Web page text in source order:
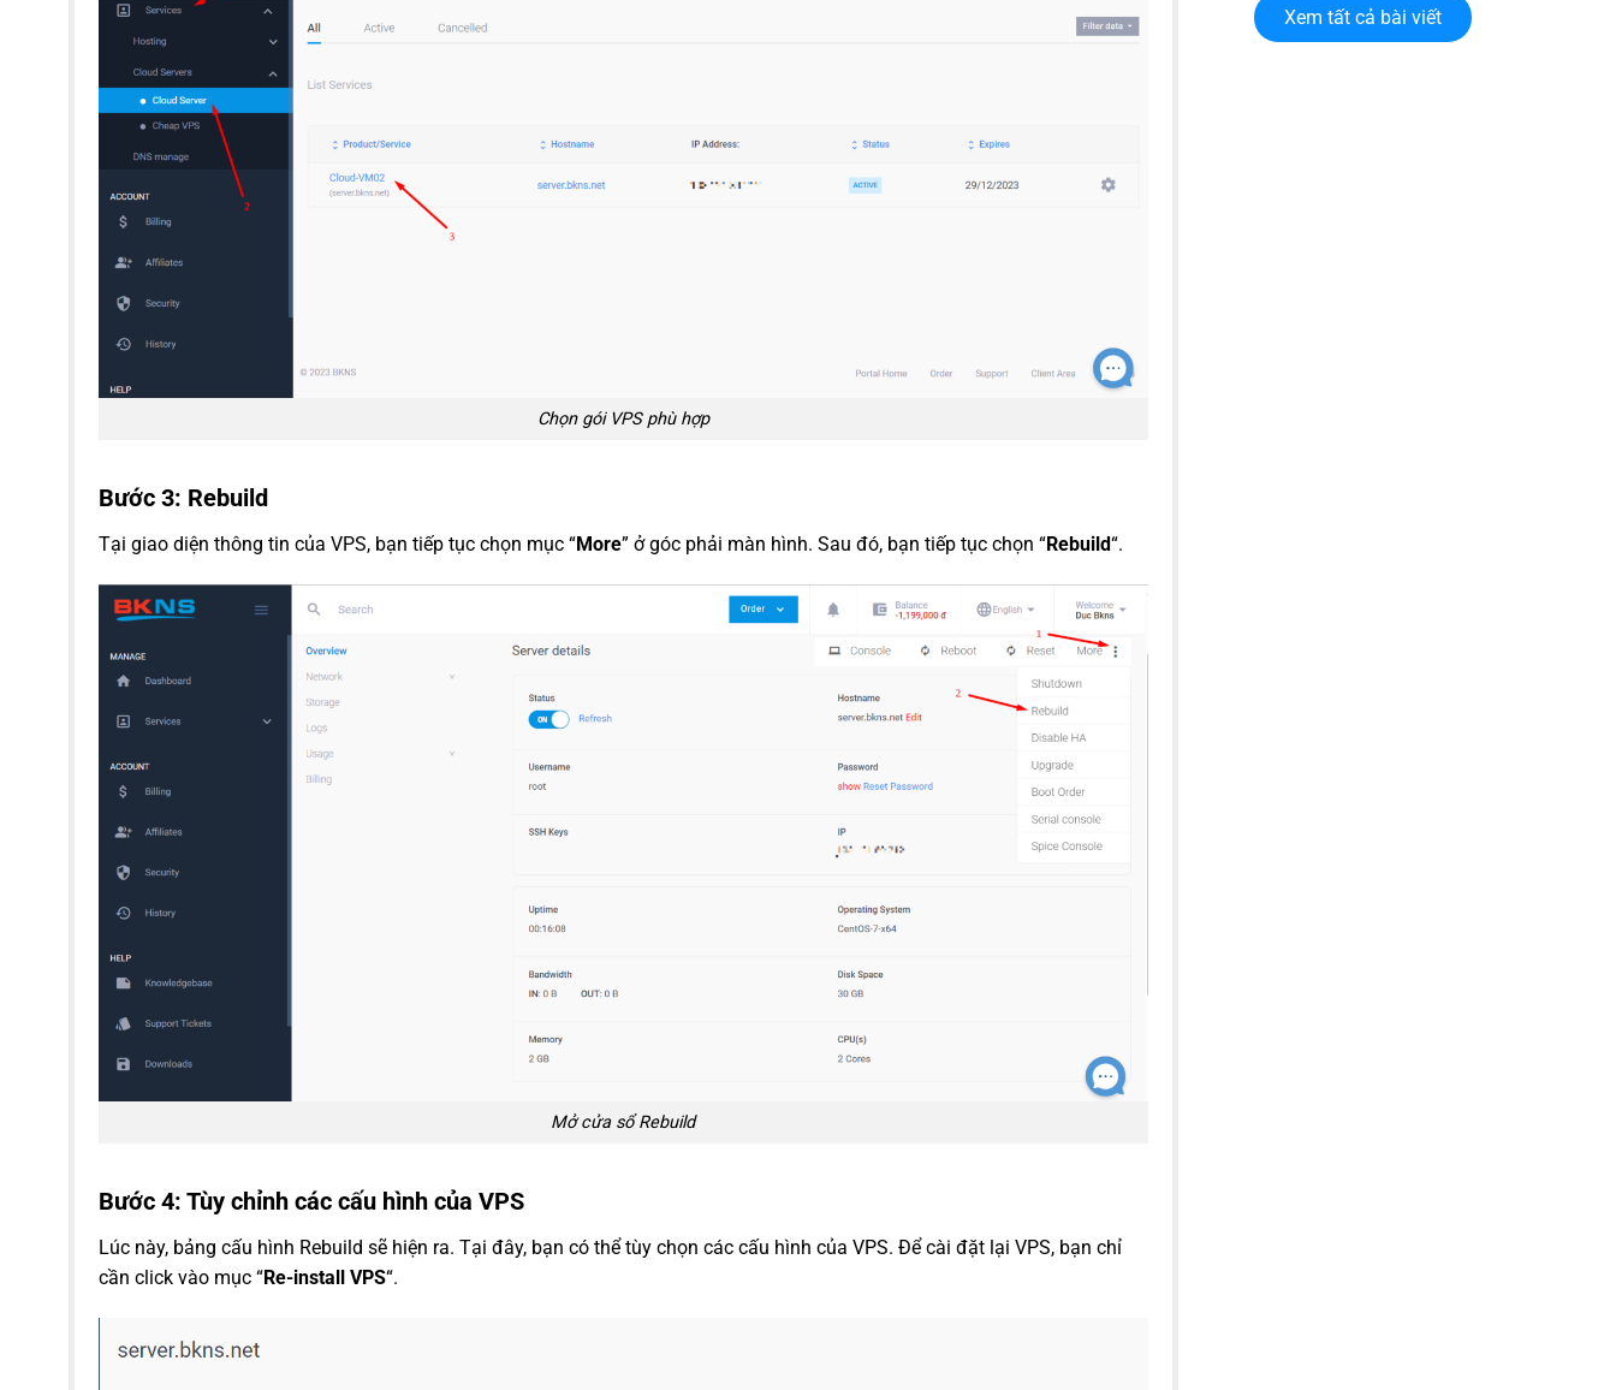
Chọn gói VPS phù hợp
Bước 3: Rebuild
Tại giao diện thông tin của VPS, bạn tiếp tục chọn mục “More” ở góc phải màn hình. Sau đó, bạn tiếp tục chọn “Rebuild“.
Mở cửa sổ Rebuild
Bước 4: Tùy chỉnh các cấu hình của VPS
Lúc này, bảng cấu hình Rebuild sẽ hiện ra. Tại đây, bạn có thể tùy chọn các cấu hình của VPS. Để cài đặt lại VPS, bạn chỉ
cần click vào mục “Re-install VPS“.
Xem tất cả bài viết